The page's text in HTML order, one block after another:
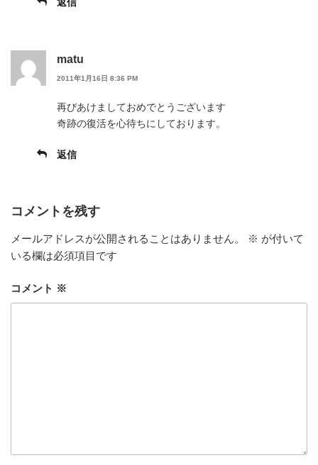
matu
2011年1月16日 8:36 PM
再びあけましておめでとうございます
奇跡の復活を心待ちにしております。
返信
コメントを残す
メールアドレスが公開されることはありません。 ※ が付いて
いる欄は必須項目です
コメント ※